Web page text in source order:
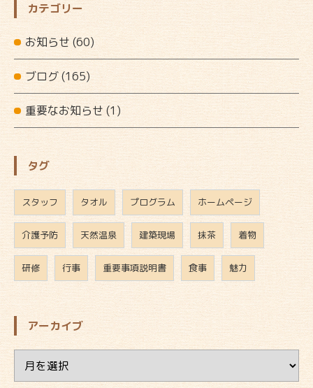
カテゴリー
お知らせ (60)
ブログ(165)
重要なお知らせ (1)
タグ
スタッフ タオル プログラム ホームページ
介護予防 天然温泉 建築現場 抹茶 着物
研修 行事 重要事項説明書 食事 魅力
アーカイブ